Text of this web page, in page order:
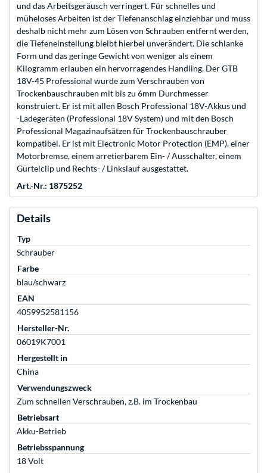
und das Arbeitsgeräusch verringert. Für schnelles und
müheloses Arbeiten ist der Tiefenanschlag einziehbar und muss
deshalb nicht mehr zum Lösen von Schrauben entfernt werden,
die Tiefeneinstellung bleibt hierbei unverändert. Die schlanke
Form und das geringe Gewicht von weniger als einem
Kilogramm erlauben ein hervorragendes Handling. Der GTB
18V-45 Professional wurde zum Verschrauben von
Trockenbauschrauben mit bis zu 6mm Durchmesser
konstruiert. Er ist mit allen Bosch Professional 18V-Akkus und
-Ladegeräten (Professional 18V System) und mit den Bosch
Professional Magazinaufsätzen für Trockenbauschrauber
kompatibel. Er ist mit Electronic Motor Protection (EMP), einer
Motorbremse, einem arretierbarem Ein- / Ausschalter, einem
Gürtelclip und Rechts- / Linkslauf ausgestattet.
Art.-Nr.: 1875252
Details
Typ
Schrauber
Farbe
blau/schwarz
EAN
4059952581156
Hersteller-Nr.
06019K7001
Hergestellt in
China
Verwendungszweck
Zum schnellen Verschrauben, z.B. im Trockenbau
Betriebsart
Akku-Betrieb
Betriebsspannung
18 Volt